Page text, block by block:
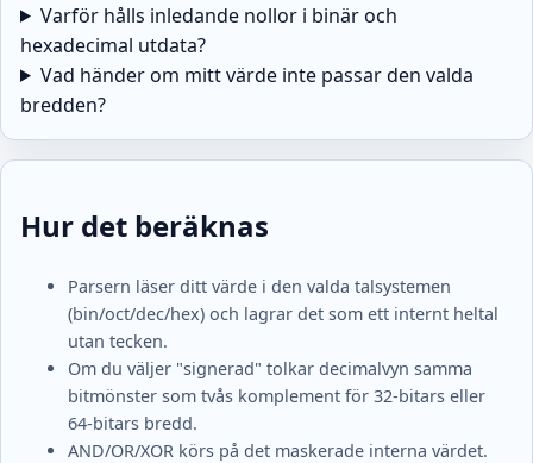
Varför hålls inledande nollor i binär och
hexadecimal utdata?
Vad händer om mitt värde inte passar den valda
bredden?
Hur det beräknas
Parsern läser ditt värde i den valda talsystemen
(bin/oct/dec/hex) och lagrar det som ett internt heltal
utan tecken.
Om du väljer "signerad" tolkar decimalvyn samma
bitmönster som tvås komplement för 32-bitars eller
64-bitars bredd.
AND/OR/XOR körs på det maskerade interna värdet.